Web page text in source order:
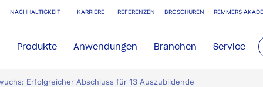
NACHHALTIGKEIT KARRIERE REFERENZEN BROSCHÜREN REMMERS
Produkte Anwendungen Branchen Service
Erfolgreicher Abschluss für 13 Auszubildende